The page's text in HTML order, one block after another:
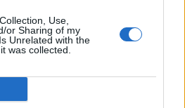
Use,
or Sharing of my
Unrelated with the
was collected.
άνοιας σύμφωνα με νέα
2022
Η εκτίμηση